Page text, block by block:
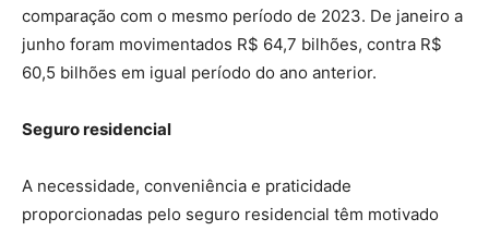
comparação com o mesmo período de 2023. De janeiro a
junho foram movimentados R$ 64,7 bilhões, contra R$
60,5 bilhões em igual período do ano anterior.
Seguro residencial
A necessidade, conveniência e praticidade
proporcionadas pelo seguro residencial têm motivado